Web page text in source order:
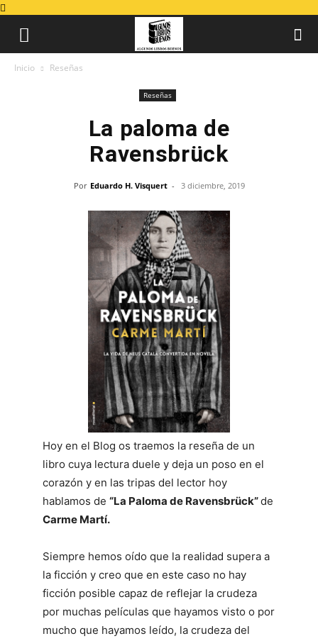
Inicio Reseñas
Reseñas
La paloma de
Ravensbrück
Por Eduardo H. Visquert - 3 diciembre, 2019
Hoy en el Blog os traemos la reseña de un
libro cuya lectura duele y deja un poso en el
corazón y en las tripas del lector hoy
hablamos de “La Paloma de Ravensbrück”de
Carme Martí.
Siempre hemos oído que la realidad supera a
la ficción y creo que en este caso no hay
ficción posible capaz de reflejar la crudeza
por muchas películas que hayamos visto o por
mucho que hayamos leído, la crudeza del